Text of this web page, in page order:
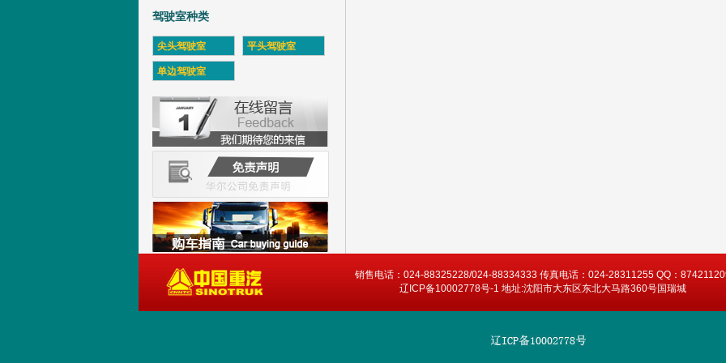
驾驶室种类
尖头驾驶室 平头驾驶室
单边驾驶室
销售电话：024-88325228/024-88334333 传真电话：024-28311255 QQ：
辽ICP备10002778号-1 地址:沈阳市大东区东北大马路360号国瑞城